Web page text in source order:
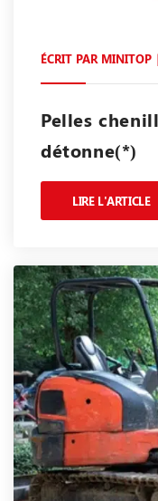
ÉCRIT PAR MINITOP
Pelles
détonne(*)
LIRE L'ARTICLE